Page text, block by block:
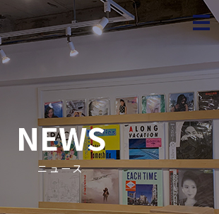
NEWS
ニュース